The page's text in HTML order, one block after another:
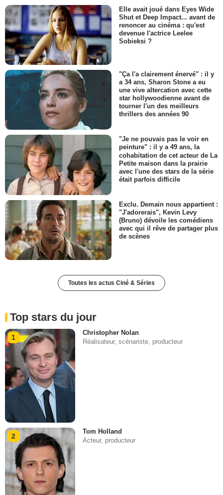
Elle avait joué dans Eyes Wide
Shut et Deep Impact... avant de
renoncer au cinéma : qu'est
devenue l'actrice Leelee
Sobieksi ?
"Ça l'a clairement énervé" : il y
a 34 ans, Sharon Stone a eu
une vive altercation avec cette
star hollywoodienne avant de
tourner l'un des meilleurs
thrillers des années 90
"Je ne pouvais pas le voir en
peinture" : il y a 49 ans, la
cohabitation de cet acteur de La
Petite maison dans la prairie
avec l'une des stars de la série
était parfois difficile
Exclu. Demain nous appartient :
"J'adorerais", Kevin Levy
(Bruno) dévoile les comédiens
avec qui il rêve de partager plus
de scènes
Toutes les actus Ciné & Séries
Top stars du jour
1
Christopher Nolan
Réalisateur, scénariste, producteur
2
Tom Holland
Acteur, producteur